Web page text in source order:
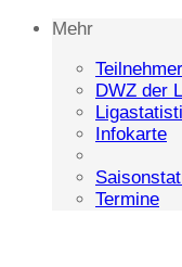
Mehr
DWZ der
Infokarte
Termine